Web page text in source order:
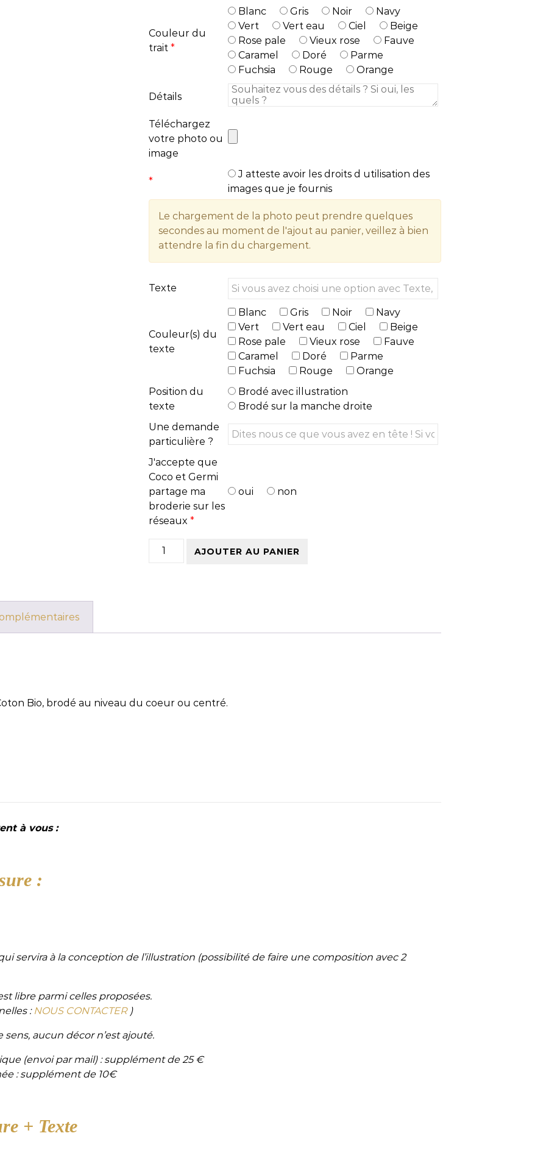
Couleur du
trait *
Blanc Gris Noir
Navy
Vert
Vert eau Ciel
Beige
Rose pale
Vieux rose
Fauve
Caramel
Doré
Parme
Fuchsia
Rouge Orange
Détails
Téléchargez
votre photo ou
image
*
J atteste avoir les droits d utilisation des
images que je fournis
Le chargement de la photo peut prendre quelques
secondes au moment de l'ajout au panier, veillez à bien
attendre la fin du chargement.
Texte
Couleur(s) du
texte
Blanc Gris Noir
Navy
Vert
Vert eau Ciel
Beige
Rose pale
Vieux rose
Fauve
Caramel
Doré
Parme
Fuchsia
Rouge
Orange
Position du
texte
Brodé avec illustration
Brodé sur la manche droite
Une demande
particulière ?
J'accepte que
Coco et Germi
partage ma
broderie sur les
réseaux *
oui non
quantité de Tee-shirt Noir Homme manches longues - Brodé & Personnalisé
AJOUTER AU PANIER
Bio, brodé au niveau du coeur ou centré.
à vous :
:
servira à la conception de l’illustration (possibilité de faire une composition avec 2
libre parmi celles proposées.
: NOUS CONTACTER)
aucun décor n’est ajouté.
(envoi par mail) : supplément de 25 €
: supplément de 10€
+ Texte